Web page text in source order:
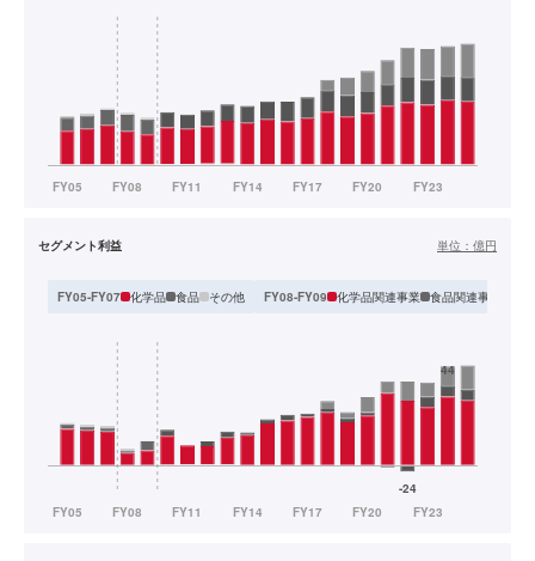
セグメント利益 単位： 億円
FY05-FY07 化学品 食品 その他 FY08-FY09 化学品関連事業 食品関連事業